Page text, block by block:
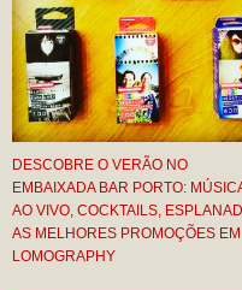
DESCOBRE O VERÃO NO
EMBAIXADA BAR PORTO:
AO VIVO, COCKTAILS,
AS MELHORES PROMOÇÕES EM
LOMOGRAPHY